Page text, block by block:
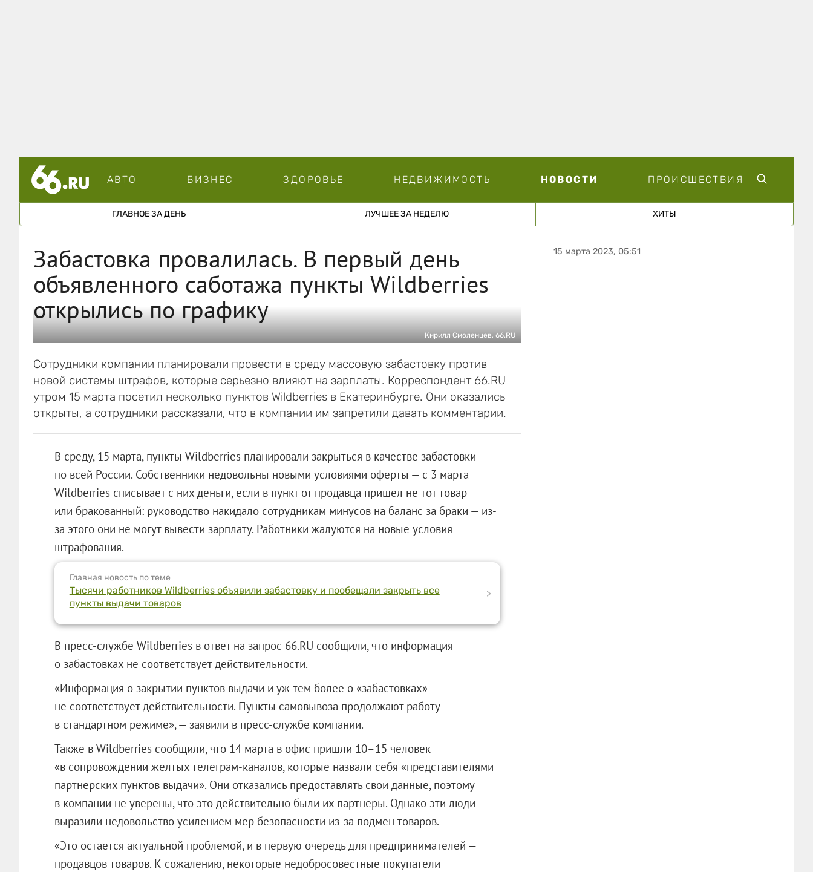
АВТО БИЗНЕС ЗДОРОВЬЕ НЕДВИЖИМОСТЬ НОВОСТИ ПРОИСШЕСТВИЯ
ГЛАВНОЕ ЗА ДЕНЬ ЛУЧШЕЕ ЗА НЕДЕЛЮ ХИТЫ
Забастовка провалилась. В первый день
объявленного саботажа пункты Wildberries
открылись по графику
Кирилл Смоленцев, 66.RU
Сотрудники компании планировали провести в среду массовую забастовку против
новой системы штрафов, которые серьезно влияют на зарплаты. Корреспондент 66.RU
утром 15 марта посетил несколько пунктов Wildberries в Екатеринбурге. Они оказались
открыты, а сотрудники рассказали, что в компании им запретили давать комментарии.
В среду, 15 марта, пункты Wildberries планировали закрыться в качестве забастовки
по всей России. Собственники недовольны новыми условиями оферты — с 3 марта
Wildberries списывает с них деньги, если в пункт от продавца пришел не тот товар
или бракованный: руководство накидало сотрудникам минусов на баланс за браки — из-
за этого они не могут вывести зарплату. Работники жалуются на новые условия
штрафования.
Главная новость по теме
Тысячи работников Wildberries объявили забастовку и пообещали закрыть все
пункты выдачи товаров
>
В пресс-службе Wildberries в ответ на запрос 66.RU сообщили, что информация
о забастовках не соответствует действительности.
«Информация о закрытии пунктов выдачи и уж тем более о «забастовках»
не соответствует действительности. Пункты самовывоза продолжают работу
в стандартном режиме», — заявили в пресс-службе компании.
Также в Wildberries сообщили, что 14 марта в офис пришли 10–15 человек
«в сопровождении желтых телеграм-каналов, которые назвали себя «представителями
партнерских пунктов выдачи». Они отказались предоставлять свои данные, поэтому
в компании не уверены, что это действительно были их партнеры. Однако эти люди
выразили недовольство усилением мер безопасности из-за подмен товаров.
«Это остается актуальной проблемой, и в первую очередь для предпринимателей —
продавцов товаров. К сожалению, некоторые недобросовестные покупатели
15 марта 2023, 05:51